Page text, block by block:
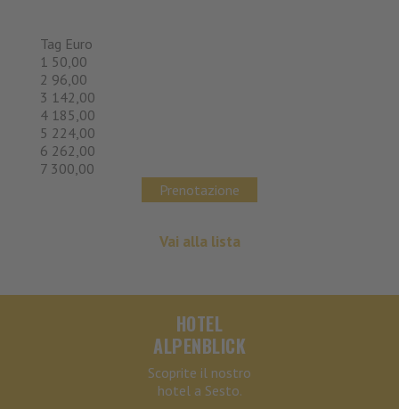
Tag Euro
1 50,00
2 96,00
3 142,00
4 185,00
5 224,00
6 262,00
7 300,00
Prenotazione
Vai alla lista
HOTEL
ALPENBLICK
Scoprite il nostro
hotel a Sesto.